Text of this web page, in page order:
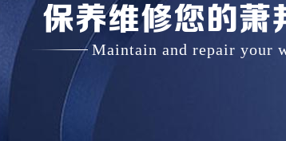
保养维修您的萧
Maintain and repair your